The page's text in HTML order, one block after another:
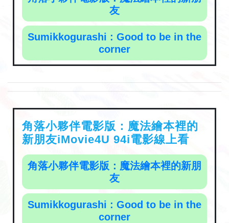
友
Sumikkogurashi : Good to be in the
corner
角落小夥伴電影版：魔法繪本裡的
新朋友iMovie4U 94i電影線上看
角落小夥伴電影版：魔法繪本裡的新朋
友
Sumikkogurashi : Good to be in the
corner